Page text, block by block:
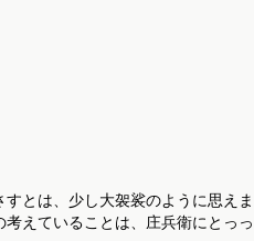
とは、少し大袈裟のように思えま
えていることは、庄兵衛にとっっ